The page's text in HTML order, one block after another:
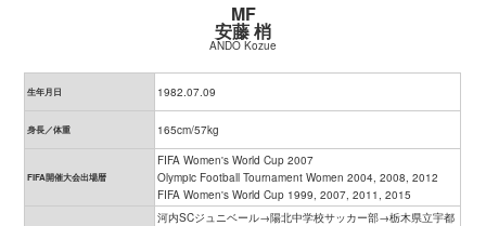
MF
安藤 梢
ANDO Kozue
生年月日 1982.07.09
身長／体重 165cm/57kg
FIFA開催大会出場暦
FIFA Women's World Cup 2007
Olympic Football Tournament Women 2004, 2008, 2012
FIFA Women's World Cup 1999, 2007, 2011, 2015
河内SCジュニベール→陽北中学校サッカー部→栃木県立宇都